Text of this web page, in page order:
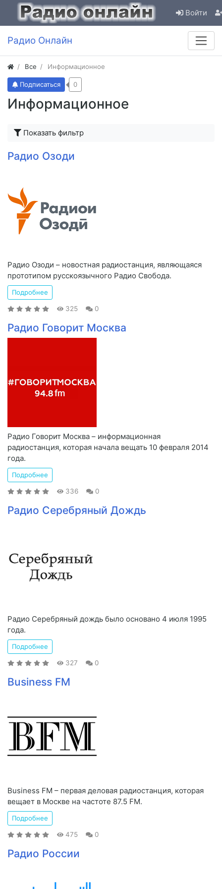
Войти
Радио Онлайн
Все Информационное
Информационное
Подписаться 0
Показать фильтр
Радио Озоди
Радио Озоди – новостная радиостанция, являющаяся
прототипом русскоязычного Радио Свобода.
Подробнее
325 0
Радио Говорит Москва
Радио Говорит Москва – информационная
радиостанция, которая начала вещать 10 февраля 2014
года.
Подробнее
336 0
Радио Серебряный Дождь
Радио Серебряный дождь было основано 4 июля 1995
года.
Подробнее
327 0
Business FM
Business FM – первая деловая радиостанция, которая
вещает в Москве на частоте 87.5 FM.
Подробнее
475 0
Радио России